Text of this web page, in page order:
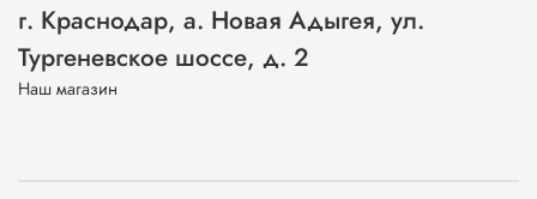
г. Краснодар, а. Новая Адыгея, ул.
Тургеневское шоссе, д. 2
Наш магазин